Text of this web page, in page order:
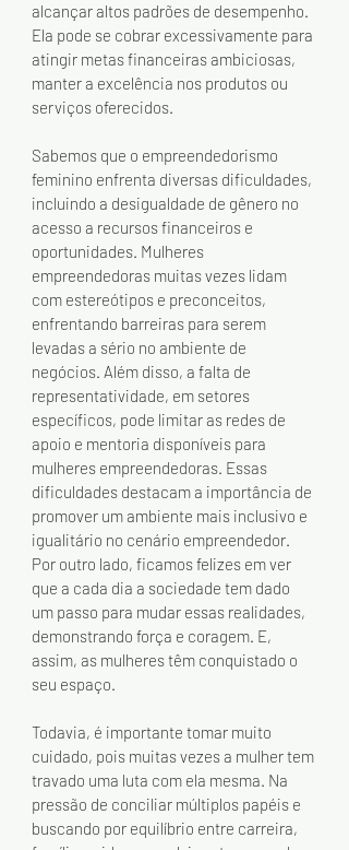
alcançar altos padrões de desempenho.
Ela pode se cobrar excessivamente para
atingir metas financeiras ambiciosas,
manter a excelência nos produtos ou
serviços oferecidos.
Sabemos que o empreendedorismo
feminino enfrenta diversas dificuldades,
incluindo a desigualdade de gênero no
acesso a recursos financeiros e
oportunidades. Mulheres
empreendedoras muitas vezes lidam
com estereótipos e preconceitos,
enfrentando barreiras para serem
levadas a sério no ambiente de
negócios. Além disso, a falta de
representatividade, em setores
específicos, pode limitar as redes de
apoio e mentoria disponíveis para
mulheres empreendedoras. Essas
dificuldades destacam a importância de
promover um ambiente mais inclusivo e
igualitário no cenário empreendedor.
Por outro lado, ficamos felizes em ver
que a cada dia a sociedade tem dado
um passo para mudar essas realidades,
demonstrando força e coragem. E,
assim, as mulheres têm conquistado o
seu espaço.
Todavia, é importante tomar muito
cuidado, pois muitas vezes a mulher tem
travado uma luta com ela mesma. Na
pressão de conciliar múltiplos papéis e
buscando por equilíbrio entre carreira,